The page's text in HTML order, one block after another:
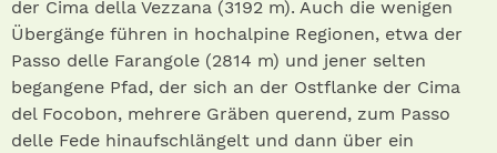
der Cima della Vezzana (3192 m). Auch die wenigen
Übergänge führen in hochalpine Regionen, etwa der
Passo delle Farangole (2814 m) und jener selten
begangene Pfad, der sich an der Ostflanke der Cima
del Focobon, mehrere Gräben querend, zum Passo
delle Fede hinaufschlängelt und dann über ein